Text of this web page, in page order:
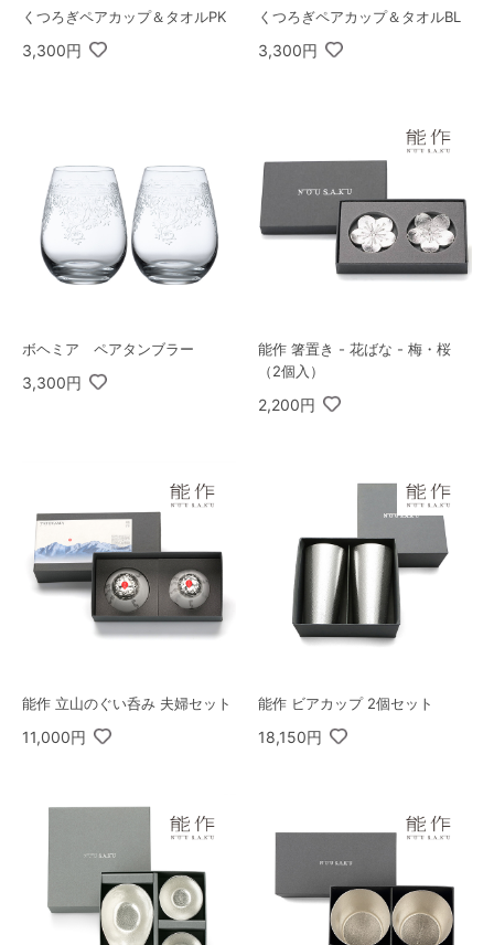
くつろぎペアカップ＆タオルPK
3,300円
くつろぎペアカップ＆タオルBL
3,300円
ボヘミア ペアタンブラー
3,300円
能作 箸置き - 花ばな - 梅・桜
（2個入）
2,200円
能作 立山のぐい呑み 夫婦セット
11,000円
能作 ビアカップ 2個セット
18,150円